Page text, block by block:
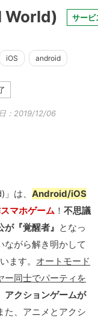
World) サービ
iOS android
：2019/12/06
」は、Android/iOS
マホゲーム ！不思議
『覚醒者』 となっ
ながら解き明かして
ます。 オートモード
ー同士でパーティを
アクションゲームが
た、アニメとアクシ